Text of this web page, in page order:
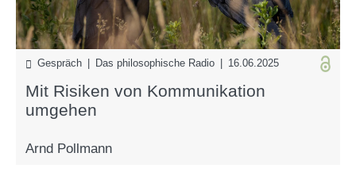
Gespräch | Das philosophische Radio | 16.06.2025
Mit Risiken von Kommunikation
umgehen
Arnd Pollmann